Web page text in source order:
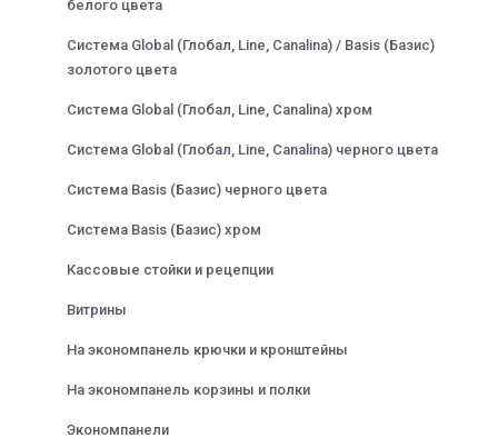
белого цвета
Система Global (Глобал, Line, Canalina) / Basis (Базис)
золотого цвета
Система Global (Глобал, Line, Canalina) хром
Система Global (Глобал, Line, Canalina) черного цвета
Система Basis (Базис) черного цвета
Система Basis (Базис) хром
Кассовые стойки и рецепции
Витрины
На экономпанель крючки и кронштейны
На экономпанель корзины и полки
Экономпанели